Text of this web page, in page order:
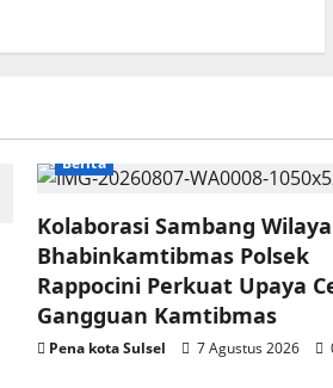
Berita
Kolaborasi Sambang
Bhabinkamtibmas Polsek
Rappocini Perkuat Upaya
Gangguan Kamtibmas
Pena kota Sulsel 7 Agustus 2026